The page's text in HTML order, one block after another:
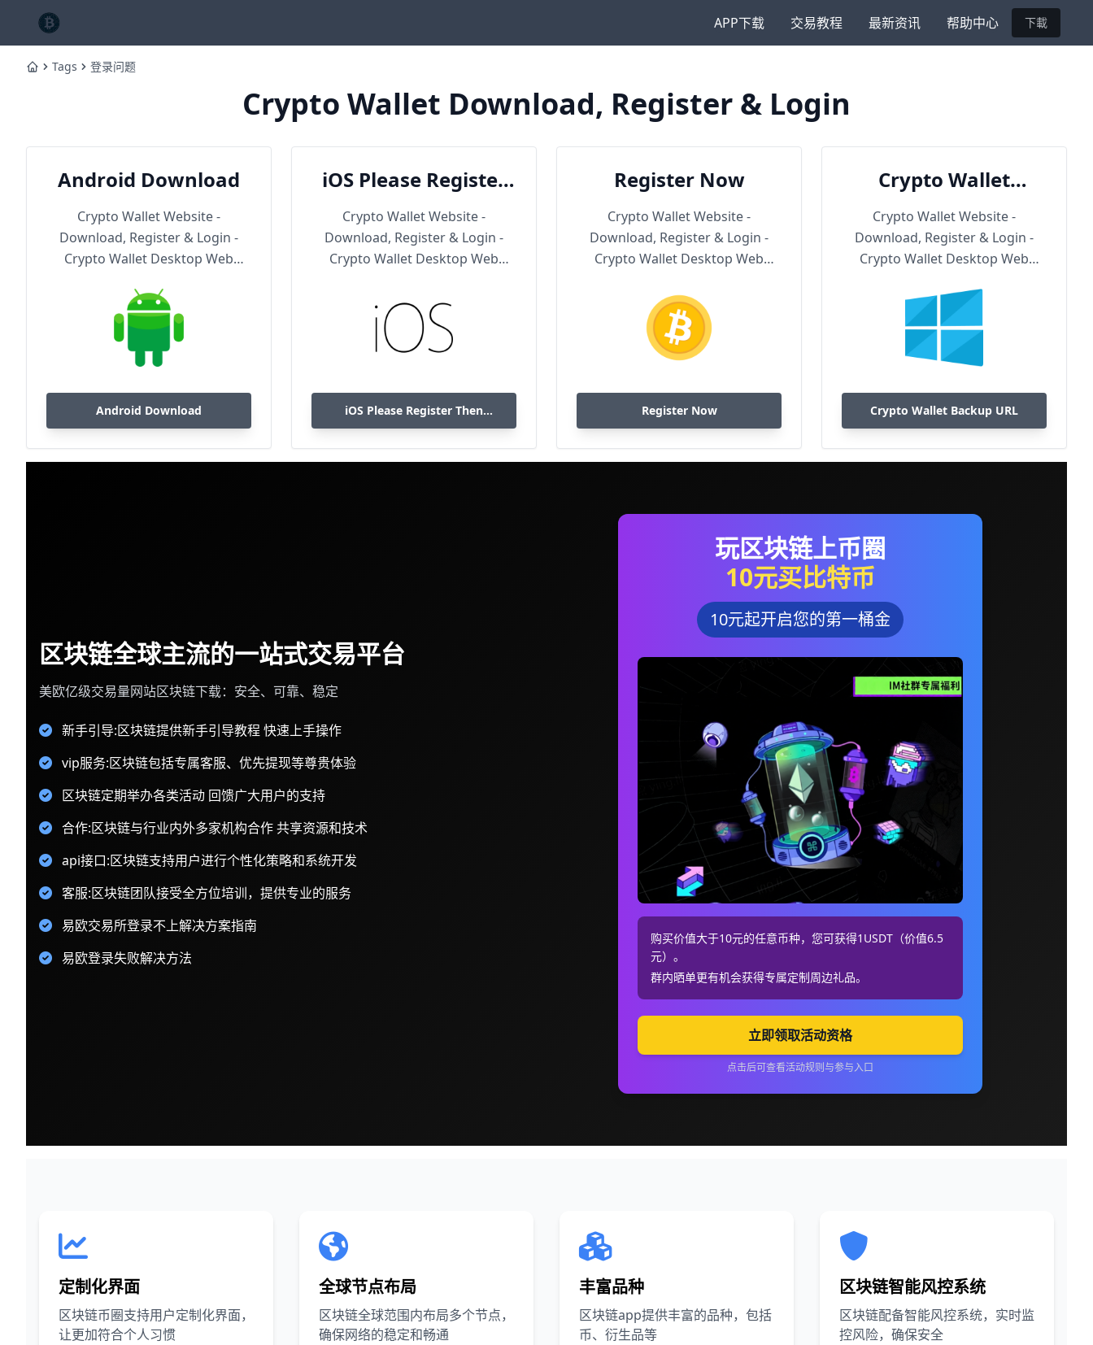
APP下载 交易教程 最新资讯 帮助中心 下載
HomeTags 登录问题
Crypto Wallet Download, Register & Login
Android Download
Crypto Wallet Website -
Download, Register & Login -
Crypto Wallet Desktop Web
Android Download
iOS Please Register
Then Download
Crypto Wallet Website -
Download, Register & Login -
Crypto Wallet Desktop Web
iOS Please Register Then
Download
Register Now
Crypto Wallet Website -
Download, Register & Login -
Crypto Wallet Desktop Web
Register Now
Crypto Wallet
Backup URL
Crypto Wallet Website -
Download, Register & Login -
Crypto Wallet Desktop Web
Crypto Wallet Backup URL
区块链全球主流的一站式交易平台
美欧亿级交易量网站区块链下载：安全、可靠、稳定
新手引导:区块链提供新手引导教程 快速上手操作
vip服务:区块链包括专属客服、优先提现等尊贵体验
区块链定期举办各类活动 回馈广大用户的支持
合作:区块链与行业内外多家机构合作 共享资源和技术
api接口:区块链支持用户进行个性化策略和系统开发
客服:区块链团队接受全方位培训，提供专业的服务
易欧交易所登录不上解决方案指南
易欧登录失败解决方法
玩区块链上币圈
10元买比特币
10元起开启您的第一桶金
购买价值大于10元的任意币种，您可获得1USDT（价值6.5
元）。
群内晒单更有机会获得专属定制周边礼品。
立即领取活动资格
点击后可查看活动规则与参与入口
定制化界面
区块链币圈支持用户定制化界面，
让更加符合个人习惯
全球节点布局
区块链全球范围内布局多个节点，
确保网络的稳定和畅通
丰富品种
区块链app提供丰富的品种，包括
币、衍生品等
区块链智能风控系统
区块链配备智能风控系统，实时监
控风险，确保安全